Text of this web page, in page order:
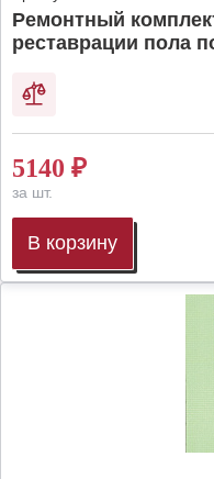
Ремонтный
реставрации пола
5140 ₽
за шт.
В корзину